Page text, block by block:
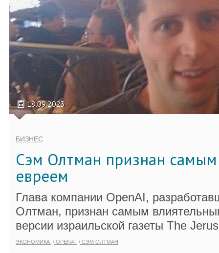
18.09.2023
БИЗНЕС
Сэм Олтман признан
евреем
Глава компании OpenAI,
Олтман, признан самым
версии израильской газеты The
ЭКОНОМИКА OPENAI СЭМ ОЛТМАН